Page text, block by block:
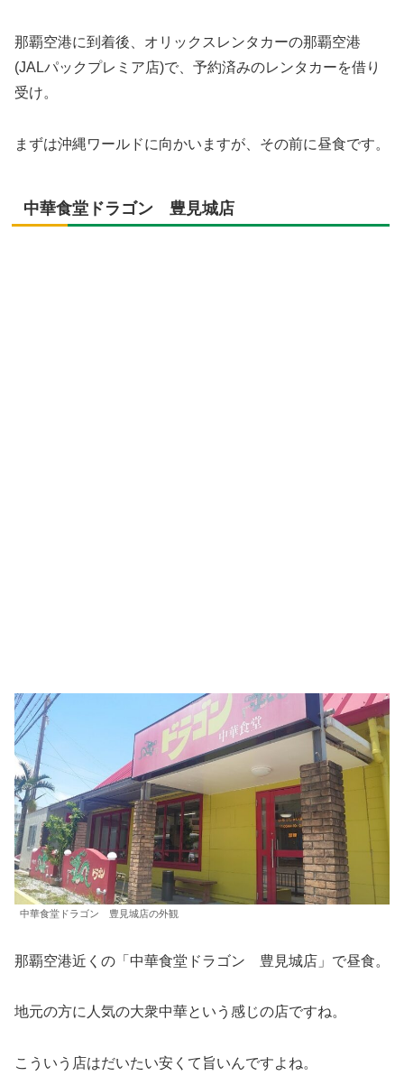
那覇空港に到着後、オリックスレンタカーの那覇空港
(JALパックプレミア店)で、予約済みのレンタカーを借り
受け。
まずは沖縄ワールドに向かいますが、その前に昼食です。
中華食堂ドラゴン 豊見城店
中華食堂ドラゴン 豊見城店の外観
那覇空港近くの「中華食堂ドラゴン 豊見城店」で昼食。
地元の方に人気の大衆中華という感じの店ですね。
こういう店はだいたい安くて旨いんですよね。